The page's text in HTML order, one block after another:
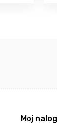
Moj nalog